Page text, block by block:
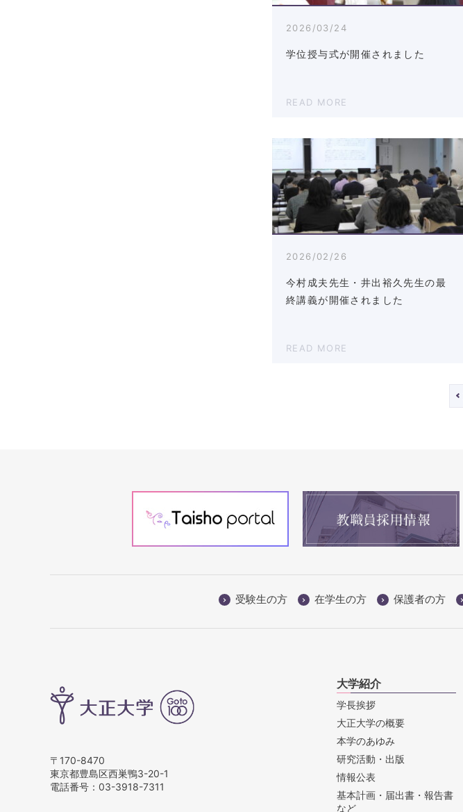
2026/03/24
学位授与式が開催されました
READ MORE
2026/02/26
今村成夫先生・井出裕久先生の最
終講義が開催されました
READ MORE
受験生の方 在学生の方 保護者の方
〒170-8470
東京都豊島区西巣鴨3-20-1
電話番号： 03-3918-7311
大学紹介
学長挨拶
大正大学の概要
本学のあゆみ
研究活動・出版
情報公表
基本計画・届出書・報告書
など